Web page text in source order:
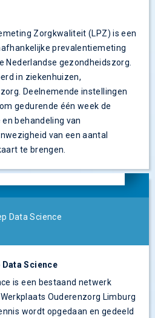
Zorgkwaliteit (LPZ) is een
prevalentiemeting
Nederlandse gezondheidszorg.
in ziekenhuizen,
Deelnemende instellingen
gedurende één week de
behandeling van
van een aantal
te brengen.
Data Science
Science
is een bestaand netwerk
Ouderenzorg Limburg
wordt opgedaan en gedeeld